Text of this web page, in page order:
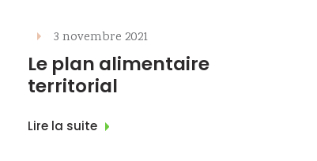
3 novembre 2021
Le plan alimentaire
territorial
Lire la suite